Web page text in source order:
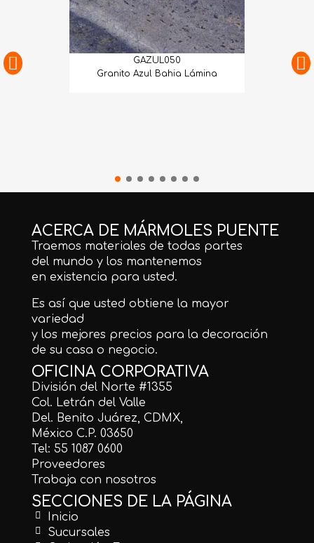
GAZUL050
Granito Azul Bahia Lámina
ACERCA DE MÁRMOLES PUENTE
Traemos materiales de todas partes
del mundo y los mantenemos
en existencia para usted.
Es así que usted obtiene la mayor
variedad
y los mejores precios para la decoración
de su casa o negocio.
OFICINA CORPORATIVA
División del Norte #1355
Col. Letrán del Valle
Del. Benito Juárez, CDMX,
México C.P. 03650
Tel: 55 1087 0600
Proveedores
Trabaja con nosotros
SECCIONES DE LA PÁGINA
Inicio
Sucursales